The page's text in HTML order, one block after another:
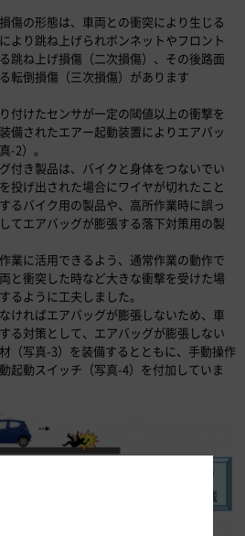
傷の形態は、車両との衝突により生じる
より跳ね上げられボンネットやフロント
跳ね上げ損傷（二次損傷）、その後路面
転倒損傷（三次損傷）があります
付けたセンサが一定の閾値以上の衝撃を
備されたエアー起動装置によりエアバッ
-2）。
付き製品は、バイクと身体をつないでい
投げ出された場合にワイヤが切れたこと
るバイク用の製品や、高所作業時に誤っ
てエアバッグが膨張する落下対策用の製
業に活用できるよう、通常作業の動作で
と衝突した時など大きな衝撃を受けた場
るように工夫しました。
ければエアバッグが膨張しないため、車
る対策として、エアバッグが膨張しない
（写真-3）を装備するとともに、手動操作
起動スイッチ（写真-4）を付加していま